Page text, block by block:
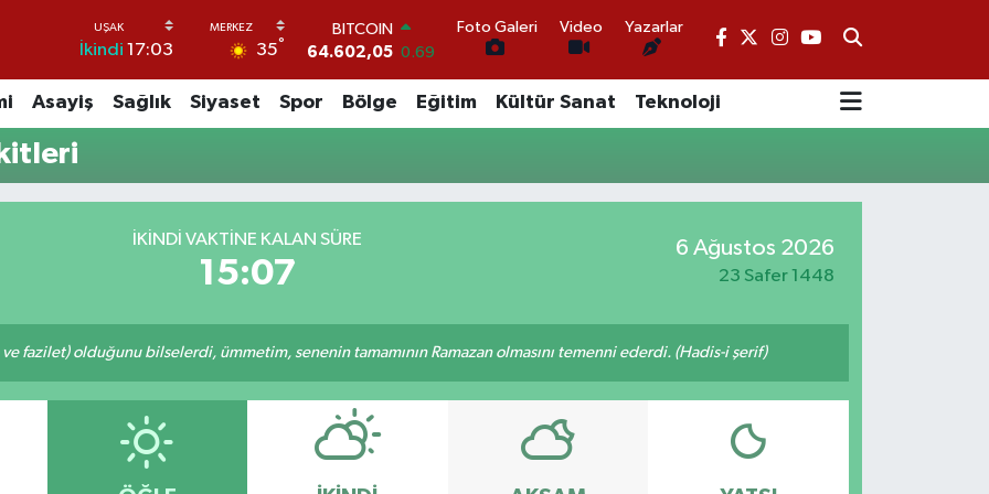
İkindi 17:03 35°
BITCOIN
64.602,05 0.69
47,5986 0.06
6518.23
Foto Galeri Video Yazarlar
Asayiş Sağlık Siyaset Spor Bölge Eğitim Kültür Sanat Teknoloji
İKINDI VAKTINE KALAN SÜRE
15:07
6 Ağustos 2026
23 Safer 1448
ve fazilet) olduğunu bilselerdi, ümmetim, senenin tamamının Ramazan olmasını temenni ederdi. (Hadis-i şerif)